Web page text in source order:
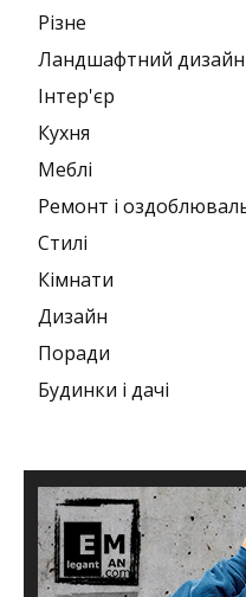
Різне
Ландшафтний дизайн
Інтер'єр
Кухня
Меблі
Ремонт і
Стилі
Кімнати
Дизайн
Поради
Будинки і дачі